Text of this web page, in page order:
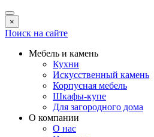
×
Поиск на сайте
Мебель и камень
Кухни
Искусственный камень
Корпусная мебель
Шкафы-купе
Для загородного дома
О компании
О нас